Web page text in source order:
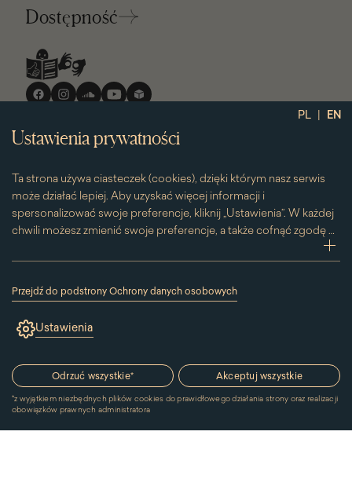
PL | EN
Ustawienia prywatności
Ta strona używa ciasteczek (cookies), dzięki którym nasz serwis
może działać lepiej. Aby uzyskać więcej informacji i
spersonalizować swoje preferencje, kliknij „Ustawienia”. W każdej
chwili możesz zmienić swoje preferencje, a także cofnąć zgodę na
używanie plików cookie. Możesz to zrobić, klikając na podstronę
„Cookies” znajdującą się w stopce.
Przesuwając suwak w prawą stronę aktywujesz zgodę na
konkretne ciasteczko. Przesuwając suwak w lewą stronę
wyłączasz taką zgodę.
Przejdź do podstrony Ochrony danych osobowych
(link
się
oknie)
Ustawienia
Odrzuć wszystkie*
*z wyjątkiem niezbędnych plików cookies do prawidłowego działania strony oraz realizacji
obowiązków prawnych administratora
Akceptuj wszystkie
Dostępność
Media
społecznościowe